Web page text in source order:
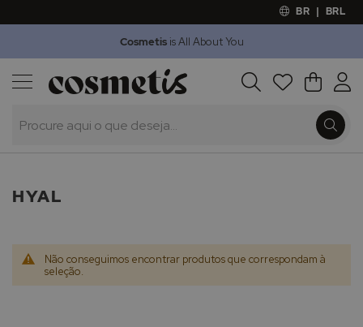
BR | BRL
Cosmetisis All About You
Procura O Meu
Outlet
HYAL
Não conseguimos encontrar produtos que correspondam à
seleção.